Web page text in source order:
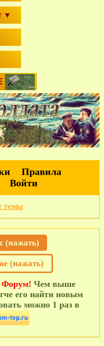
▼
Правила
Войти
темы
(нажать)
(нажать)
Форум! Чем выше
его найти новым
можно 1 раз в